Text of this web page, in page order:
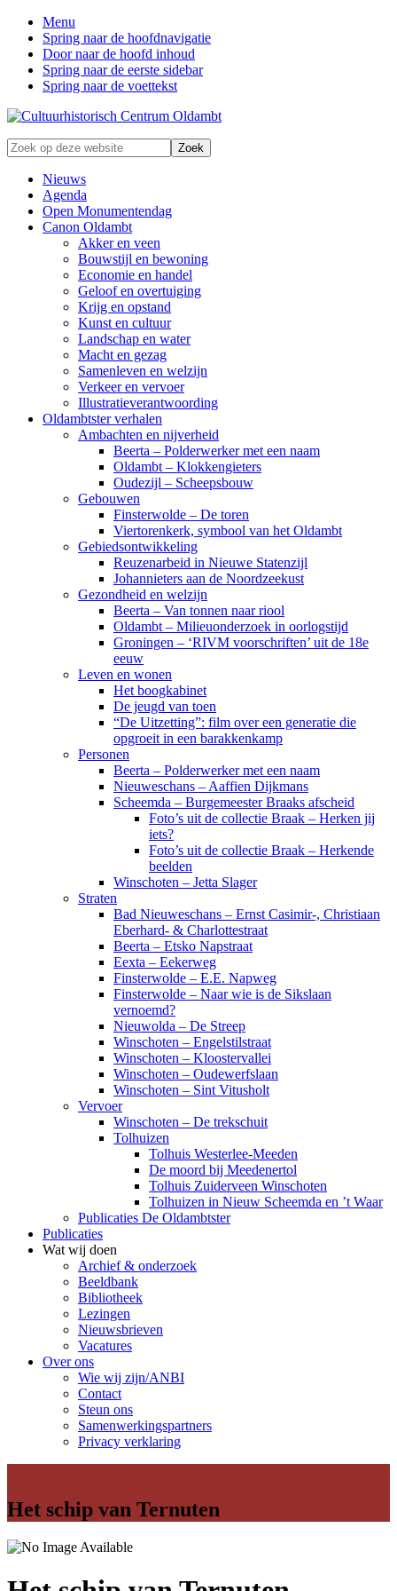
Menu
Spring naar de hoofdnavigatie
Door naar de hoofd inhoud
Spring naar de eerste sidebar
Spring naar de voettekst
Zonder
verleden
geen
toekomst
Zoek
op
deze
website
Nieuws
Agenda
Open Monumentendag
Canon Oldambt
Akker en veen
Bouwstijl en bewoning
Economie en handel
Geloof en overtuiging
Krijg en opstand
Kunst en cultuur
Landschap en water
Macht en gezag
Samenleven en welzijn
Verkeer en vervoer
Illustratieverantwoording
Oldambtster verhalen
Ambachten en nijverheid
Beerta – Polderwerker met een naam
Oldambt – Klokkengieters
Oudezijl – Scheepsbouw
Gebouwen
Finsterwolde – De toren
Viertorenkerk, symbool van het Oldambt
Gebiedsontwikkeling
Reuzenarbeid in Nieuwe Statenzijl
Johannieters aan de Noordzeekust
Gezondheid en welzijn
Beerta – Van tonnen naar riool
Oldambt – Milieuonderzoek in oorlogstijd
Groningen – ‘RIVM voorschriften’ uit de 18e
eeuw
Leven en wonen
Het boogkabinet
De jeugd van toen
“De Uitzetting”: film over een generatie die
opgroeit in een barakkenkamp
Personen
Beerta – Polderwerker met een naam
Nieuweschans – Aaffien Dijkmans
Scheemda – Burgemeester Braaks afscheid
Foto’s uit de collectie Braak – Herken jij
iets?
Foto’s uit de collectie Braak – Herkende
beelden
Winschoten – Jetta Slager
Straten
Bad Nieuweschans – Ernst Casimir-, Christiaan
Eberhard- & Charlottestraat
Beerta – Etsko Napstraat
Eexta – Eekerweg
Finsterwolde – E.E. Napweg
Finsterwolde – Naar wie is de Sikslaan
vernoemd?
Nieuwolda – De Streep
Winschoten – Engelstilstraat
Winschoten – Kloostervallei
Winschoten – Oudewerfslaan
Winschoten – Sint Vitusholt
Vervoer
Winschoten – De trekschuit
Tolhuizen
Tolhuis Westerlee-Meeden
De moord bij Meedenertol
Tolhuis Zuiderveen Winschoten
Tolhuizen in Nieuw Scheemda en ’t Waar
Publicaties De Oldambtster
Publicaties
Wat wij doen
Archief & onderzoek
Beeldbank
Bibliotheek
Lezingen
Nieuwsbrieven
Vacatures
Over ons
Wie wij zijn/ANBI
Contact
Steun ons
Samenwerkingspartners
Privacy verklaring
Het schip van Ternuten